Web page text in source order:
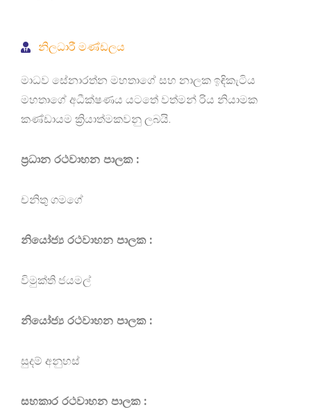
නිලධාරී මණ්ඩලය
මාධව සේනාරත්න මහතාගේ සහ නාලක ඉඳිකැටිය
මහතාගේ අධීක්ෂණය යටතේ වත්මන් රිය නියාමක
කණ්ඩායම ක්‍රියාත්මකවනු ලබයි.
ප්‍රධාන රථවාහන පාලක :
චනිතු ගමගේ
නියෝජ්‍ය රථවාහන පාලක :
විමුක්ති ජයමල්
නියෝජ්‍ය රථවාහන පාලක :
සුදම් අනුහස්
සහකාර රථවාහන පාලක :